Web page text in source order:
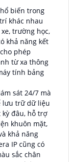
biến trong
khác nhau
trường học,
khả năng kết
phép
từ xa thông
tính bảng
sát 24/7 mà
lưu trữ dữ liệu
đâu, hỗ trợ
khuôn mặt,
khả năng
IP cũng có
sắc chân